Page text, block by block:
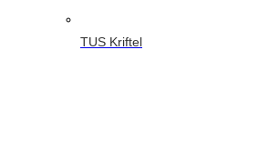
TUS Kriftel